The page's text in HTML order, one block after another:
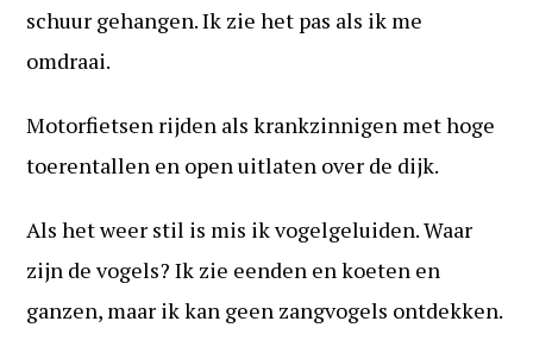
schuur gehangen. Ik zie het pas als ik me
omdraai.
Motorfietsen rijden als krankzinnigen met hoge
toerentallen en open uitlaten over de dijk.
Als het weer stil is mis ik vogelgeluiden. Waar
zijn de vogels? Ik zie eenden en koeten en
ganzen, maar ik kan geen zangvogels ontdekken.